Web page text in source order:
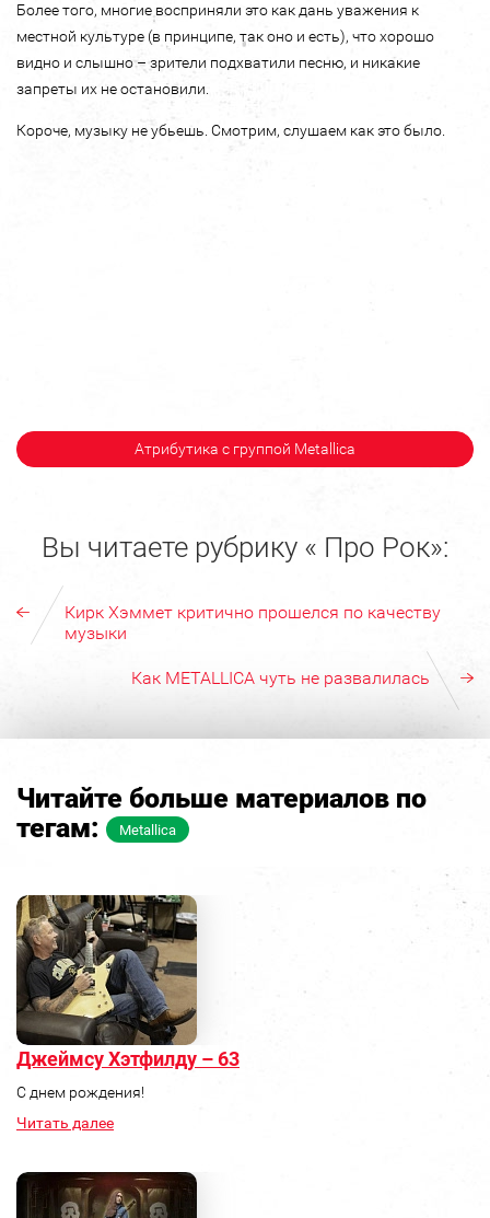
Более того, многие восприняли это как дань уважения к
местной культуре (в принципе, так оно и есть), что хорошо
видно и слышно – зрители подхватили песню, и никакие
запреты их не остановили.
Короче, музыку не убьешь. Смотрим, слушаем как это было.
Атрибутика с группой Metallica
Вы читаете рубрику « Про Рок»:
Кирк Хэммет критично прошелся по качеству
музыки
Как METALLICA чуть не развалилась
Читайте больше материалов по
тегам:
Metallica
Джеймсу Хэтфилду – 63
С днем рождения!
Читать далее